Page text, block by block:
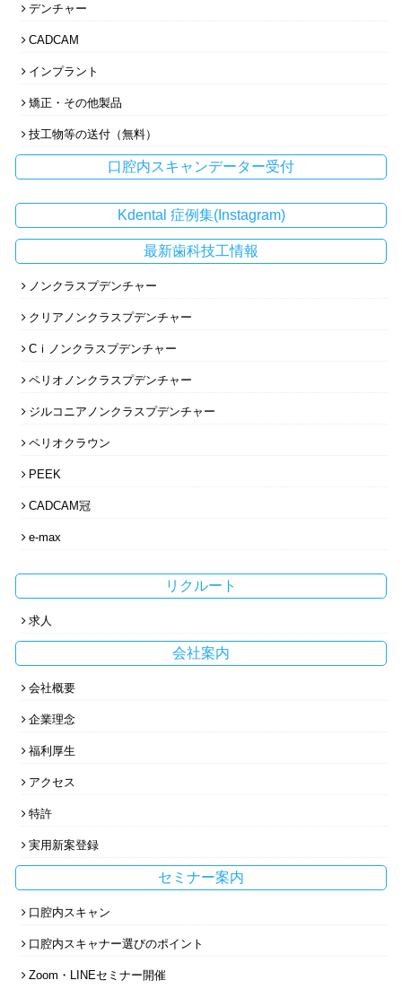
デンチャー
CADCAM
インプラント
矯正・その他製品
技工物等の送付（無料）
口腔内スキャンデーター受付
Kdental 症例集(Instagram)
最新歯科技工情報
ノンクラスプデンチャー
クリアノンクラスプデンチャー
Cｉノンクラスプデンチャー
ペリオノンクラスプデンチャー
ジルコニアノンクラスプデンチャー
ペリオクラウン
PEEK
CADCAM冠
e-max
リクルート
求人
会社案内
会社概要
企業理念
福利厚生
アクセス
特許
実用新案登録
セミナー案内
口腔内スキャン
口腔内スキャナー選びのポイント
Zoom・LINEセミナー開催